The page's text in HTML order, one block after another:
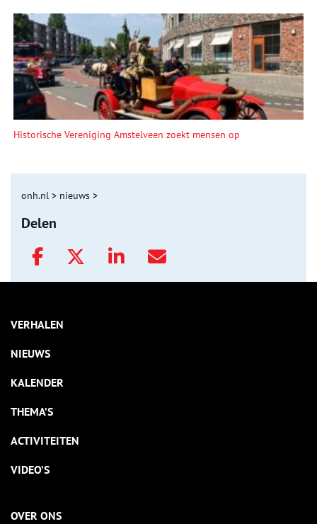
Historische Vereniging Amstelveen zoekt mensen op
onh.nl > nieuws >
Delen
VERHALEN
NIEUWS
KALENDER
THEMA’S
ACTIVITEITEN
VIDEO’S
OVER ONS